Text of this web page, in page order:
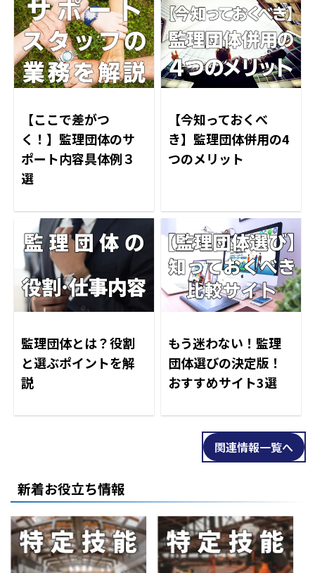
【ここで差がつ
く！】監理団体のサ
ポート内容具体例３
選
【今知っておくべ
き】監理団体併用の4
つのメリット
監理団体とは？役割
と選ぶポイントを解
説
もう迷わない！監理
団体選びの決定版！
おすすめサイト3選
関連情報一覧へ
新着お役立ち情報